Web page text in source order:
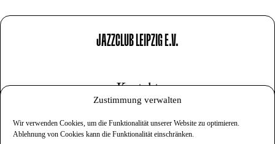
Zustimmung verwalten
Wir verwenden Cookies, um die Funktionalität unserer Website zu optimieren.
Ablehnung von Cookies kann die Funktionalität einschränken.
JAZZCLUB LEIPZIG E.V.
Kontakt
Datenschutz